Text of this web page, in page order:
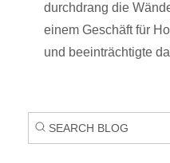
durchdrang die
einem Geschäft für
und beeinträchtigte